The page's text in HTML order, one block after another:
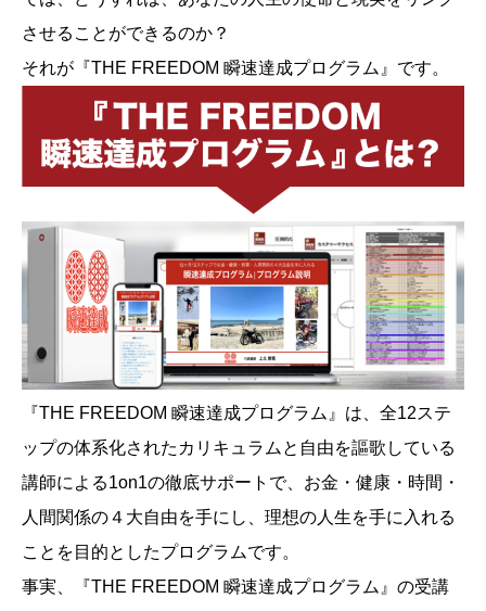
させることができるのか？
それが『THE FREEDOM 瞬速達成プログラム』です。
『THE FREEDOM 瞬速達成プログラム』は、全12ステ
ップの体系化されたカリキュラムと自由を謳歌している
講師による1on1の徹底サポートで、お金・健康・時間・
人間関係の４大自由を手にし、理想の人生を手に入れる
ことを目的としたプログラムです。
事実、『THE FREEDOM 瞬速達成プログラム』の受講